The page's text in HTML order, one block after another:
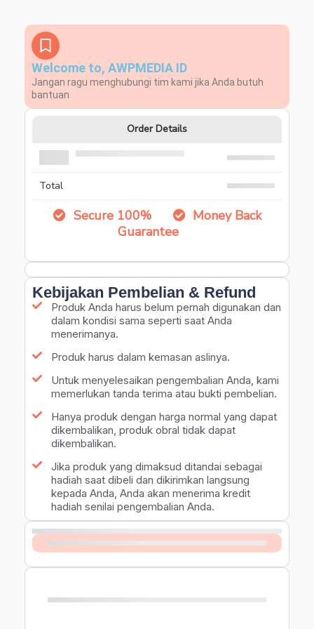
Welcome to, AWPMEDIA ID
Jangan ragu menghubungi tim kami jika Anda butuh
bantuan
Order Details
Total
Secure 100%
Money Back
Guarantee
Kebijakan Pembelian & Refund
Produk Anda harus belum pernah digunakan dan
dalam kondisi sama seperti saat Anda
menerimanya.
Produk harus dalam kemasan aslinya.
Untuk menyelesaikan pengembalian Anda, kami
memerlukan tanda terima atau bukti pembelian.
Hanya produk dengan harga normal yang dapat
dikembalikan, produk obral tidak dapat
dikembalikan.
Jika produk yang dimaksud ditandai sebagai
hadiah saat dibeli dan dikirimkan langsung
kepada Anda, Anda akan menerima kredit
hadiah senilai pengembalian Anda.